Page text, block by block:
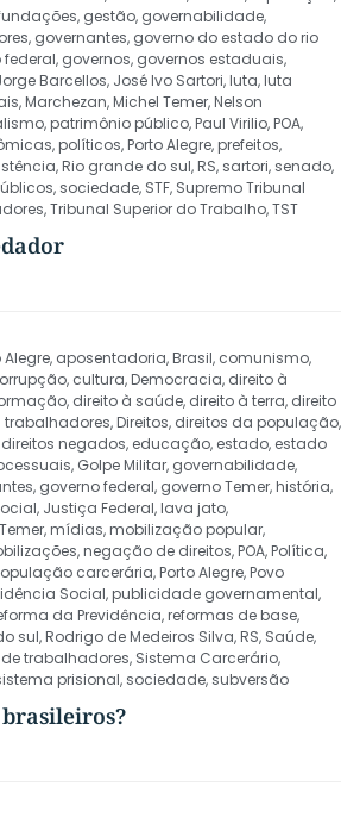
, gestão, governabilidade,
, governantes, governo do estado do rio
federal, governos, governos estaduais,
Barcellos, José Ivo Sartori,luta,luta
,Marchezan,Michel Temer,Nelson
,patrimônio público,Paul Virilio,POA,
,políticos,Porto Alegre,prefeitos,
,Rio grande do sul,RS, sartori, senado,
, sociedade, STF, Supremo Tribunal
,Tribunal Superior do Trabalho,TST
Alegre, aposentadoria,Brasil, comunismo,
, cultura,Democracia, direito à
, direito à saúde, direito à terra, direito
trabalhadores,Direitos, direitos da população,
direitos negados, educação, estado, estado
, Golpe Militar, governabilidade,
, governo federal, governo Temer,história,
, Justiça Federal,lava jato,
,mídias,mobilização popular,
,negação de direitos,POA,Política,
carcerária,Porto Alegre,Povo
Social,publicidade governamental,
da Previdência,reformas de base,
sul,Rodrigo de Medeiros Silva,RS, Saúde,
trabalhadores, Sistema Carcerário,
prisional, sociedade, subversão
brasileiros?